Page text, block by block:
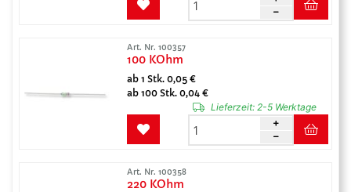
Art. Nr. 100357
100 KOhm
ab 1 Stk. 0,05 €
ab 100 Stk. 0,04 €
Lieferzeit:2-5 Werktage
Art. Nr. 100358
220 KOhm